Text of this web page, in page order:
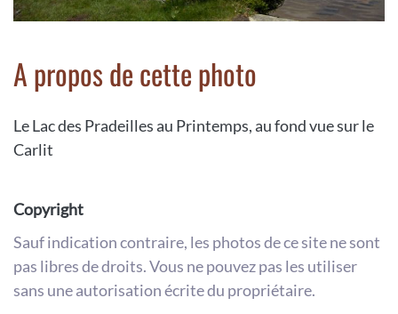
A propos de cette photo
Le Lac des Pradeilles au Printemps, au fond vue sur le
Carlit
Copyright
Sauf indication contraire, les photos de ce site ne sont
pas libres de droits. Vous ne pouvez pas les utiliser
sans une autorisation écrite du propriétaire.